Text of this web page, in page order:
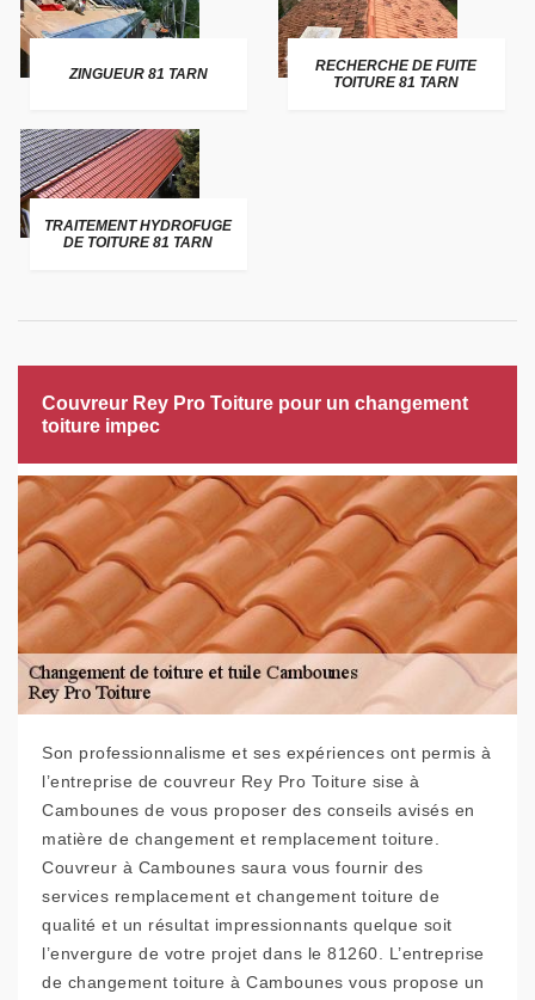
ZINGUEUR 81 TARN
RECHERCHE DE FUITE
TOITURE 81 TARN
TRAITEMENT HYDROFUGE
DE TOITURE 81 TARN
Couvreur Rey Pro Toiture pour un changement
toiture impec
Son professionnalisme et ses expériences ont permis à
l’entreprise de couvreur Rey Pro Toiture sise à
Cambounes de vous proposer des conseils avisés en
matière de changement et remplacement toiture.
Couvreur à Cambounes saura vous fournir des
services remplacement et changement toiture de
qualité et un résultat impressionnants quelque soit
l’envergure de votre projet dans le 81260. L’entreprise
de changement toiture à Cambounes vous propose un